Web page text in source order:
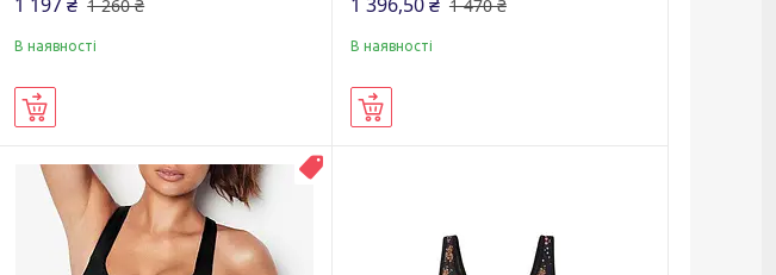
1 260 ₴
В наявності
1 470 ₴
В наявності
Новинка